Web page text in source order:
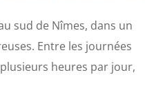
sud de Nîmes, dans un
Entre les journées
heures par jour,